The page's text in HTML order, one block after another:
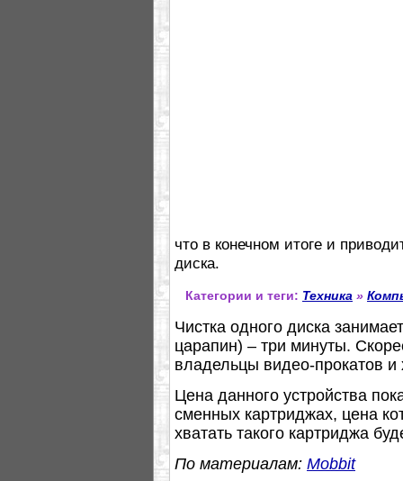
что в конечном итоге и
диска.
Категории и теги: Техника »
Чистка одного диска
царапин) – три минуты.
владельцы видео-прокатов
Цена данного устройства
сменных картриджах, цена
хватать такого картриджа
По материалам: Mobbit